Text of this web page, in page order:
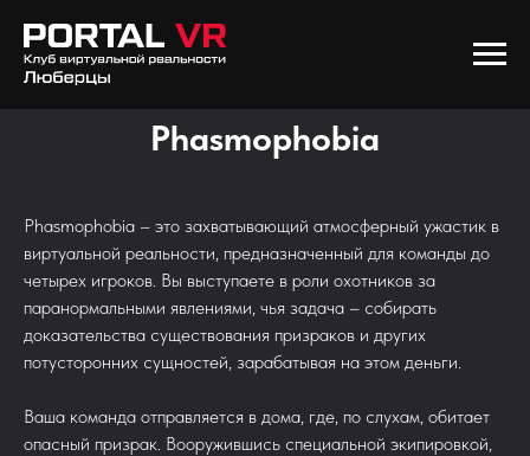
Phasmophobia
Phasmophobia – это захватывающий атмосферный ужастик в
виртуальной реальности, предназначенный для команды до
четырех игроков. Вы выступаете в роли охотников за
паранормальными явлениями, чья задача – собирать
доказательства существования призраков и других
потусторонних сущностей, зарабатывая на этом деньги.
Ваша команда отправляется в дома, где, по слухам, обитает
опасный призрак. Вооружившись специальной экипировкой,